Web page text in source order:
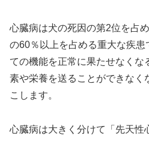
心臓病は犬の死因の第2位を占
の60％以上を占める重大な疾患
ての機能を正常に果たせなくな
素や栄養を送ることができなく
こします。
心臓病は大きく分けて「先天性